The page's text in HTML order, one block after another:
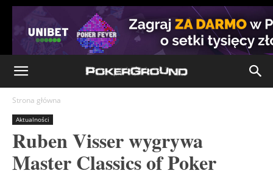
Strona główna
Aktualności
Ruben Visser wygrywa
Master Classics of Poker